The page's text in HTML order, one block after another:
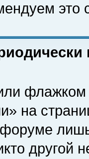
это
флажком
на
другой